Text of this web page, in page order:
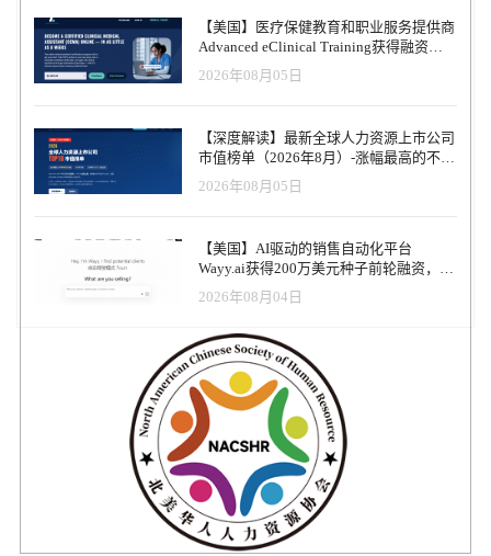
【美国】医疗保健教育和职业服务提供商
Advanced eClinical Training获得融资，
以加速医疗卫生人才队伍建设
2026年08月05日
【深度解读】最新全球人力资源上市公司
市值榜单（2026年8月）-涨幅最高的不是
AI软件，而是传统人力服务商
2026年08月05日
【美国】AI驱动的销售自动化平台
Wayy.ai获得200万美元种子前轮融资，并
推出可代为销售的AI联合创始人
2026年08月04日